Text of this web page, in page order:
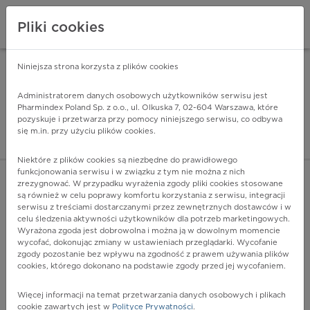
Pharmindex - lider
ZALOGUJ SIĘ
F91.8 - Inne zaburzenia zachowania
Więcej na lekiicd10.pl
Pliki cookies
Niniejsza strona korzysta z plików cookies
Administratorem danych osobowych użytkowników serwisu jest
Pharmindex Poland Sp. z o.o., ul. Olkuska 7, 02-604 Warszawa, które
pozyskuje i przetwarza przy pomocy niniejszego serwisu, co odbywa
się m.in. przy użyciu plików cookies.
Niektóre z plików cookies są niezbędne do prawidłowego
funkcjonowania serwisu i w związku z tym nie można z nich
zrezygnować. W przypadku wyrażenia zgody pliki cookies stosowane
są również w celu poprawy komfortu korzystania z serwisu, integracji
serwisu z treściami dostarczanymi przez zewnętrznych dostawców i w
celu śledzenia aktywności użytkowników dla potrzeb marketingowych.
Wyrażona zgoda jest dobrowolna i można ją w dowolnym momencie
wycofać, dokonując zmiany w ustawieniach przeglądarki. Wycofanie
zgody pozostanie bez wpływu na zgodność z prawem używania plików
cookies, którego dokonano na podstawie zgody przed jej wycofaniem.
Więcej informacji na temat przetwarzania danych osobowych i plikach
cookie zawartych jest w Polityce Prywatności.
ZA DARMO - w Google Play INSTALUJ